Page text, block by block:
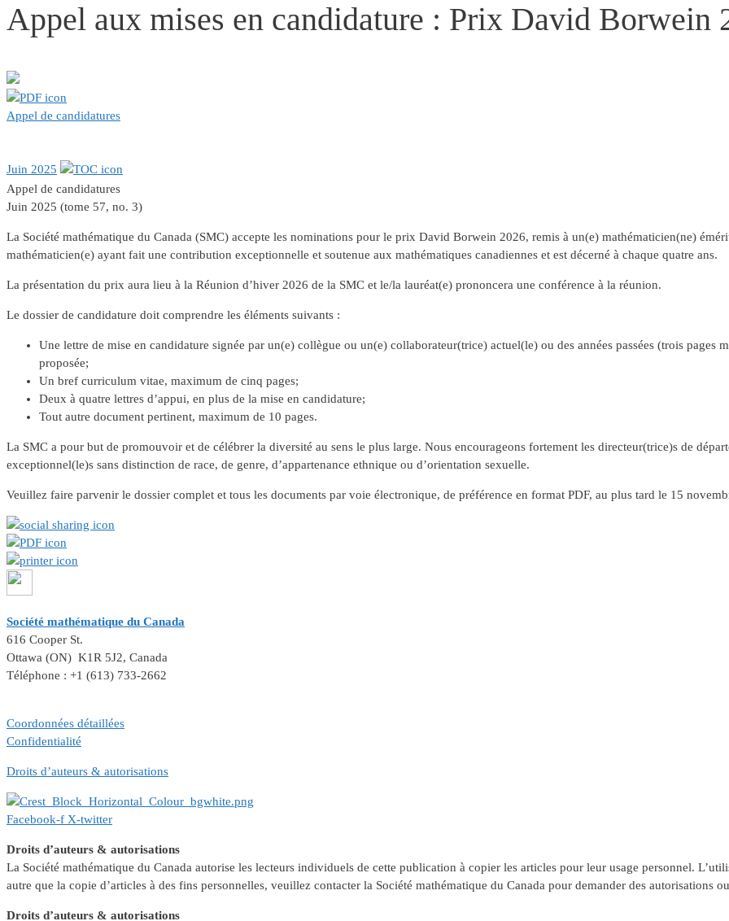
Appel aux mises en candidature : Prix David Borwein
Appel de candidatures
Juin 2025
Appel de candidatures
Juin 2025 (tome 57, no. 3)
La Société mathématique du Canada (SMC) accepte les nominations pour le prix David Borwein 2026, remis à un(e) mathématicien(ne)
mathématicien(e) ayant fait une contribution exceptionnelle et soutenue aux mathématiques canadiennes et est décerné à chaque quatre ans.
La présentation du prix aura lieu à la Réunion d’hiver 2026 de la SMC et le/la lauréat(e) prononcera une conférence à la réunion.
Le dossier de candidature doit comprendre les éléments suivants :
Une lettre de mise en candidature signée par un(e) collègue ou un(e) collaborateur(trice) actuel(le) ou des années passées (trois pages
proposée;
Un bref curriculum vitae, maximum de cinq pages;
Deux à quatre lettres d’appui, en plus de la mise en candidature;
Tout autre document pertinent, maximum de 10 pages.
La SMC a pour but de promouvoir et de célébrer la diversité au sens le plus large. Nous encourageons fortement les directeur(trice)s de
exceptionnel(le)s sans distinction de race, de genre, d’appartenance ethnique ou d’orientation sexuelle.
Veuillez faire parvenir le dossier complet et tous les documents par voie électronique, de préférence en format PDF, au plus tard le 15
Société mathématique du Canada
616 Cooper St.
Ottawa (ON) K1R 5J2, Canada
Téléphone : +1 (613) 733-2662
Coordonnées détaillées
Confidentialité
Droits d’auteurs & autorisations
Facebook-f X-twitter
Droits d’auteurs & autorisations
La Société mathématique du Canada autorise les lecteurs individuels de cette publication à copier les articles pour leur usage personnel.
autre que la copie d’articles à des fins personnelles, veuillez contacter la Société mathématique du Canada pour demander des autorisations
Droits d’auteurs & autorisations